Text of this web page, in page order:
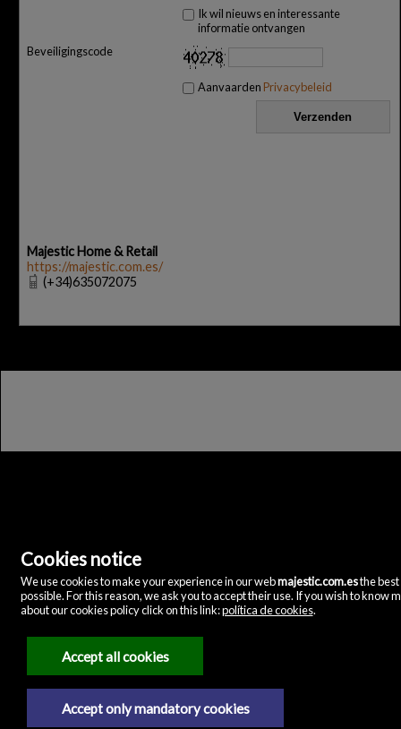
Ik wil nieuws en interessante
informatie ontvangen
Beveiligingscode
Aanvaarden Privacybeleid
Majestic Home & Retail
https://majestic.com.es/
(+34)635072075
Majestic Home & Retail
C/ Velázquez, 12
28001 Madrid()
Juridische kennisgeving
Privacybeleid
Cookies notice
We use cookies to make your experience in our webmajestic.com.esthe best
possible. For this reason, we ask you to accept their use. If you wish to know
about our cookies policy click on this link:política de cookies.
Accept all cookies
Accept only mandatory cookies